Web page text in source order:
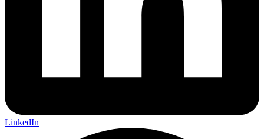
LinkedIn